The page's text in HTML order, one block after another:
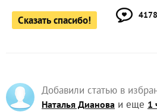
Сказать спасибо!
Добавили статью в
Наталья Дианова и еще 1